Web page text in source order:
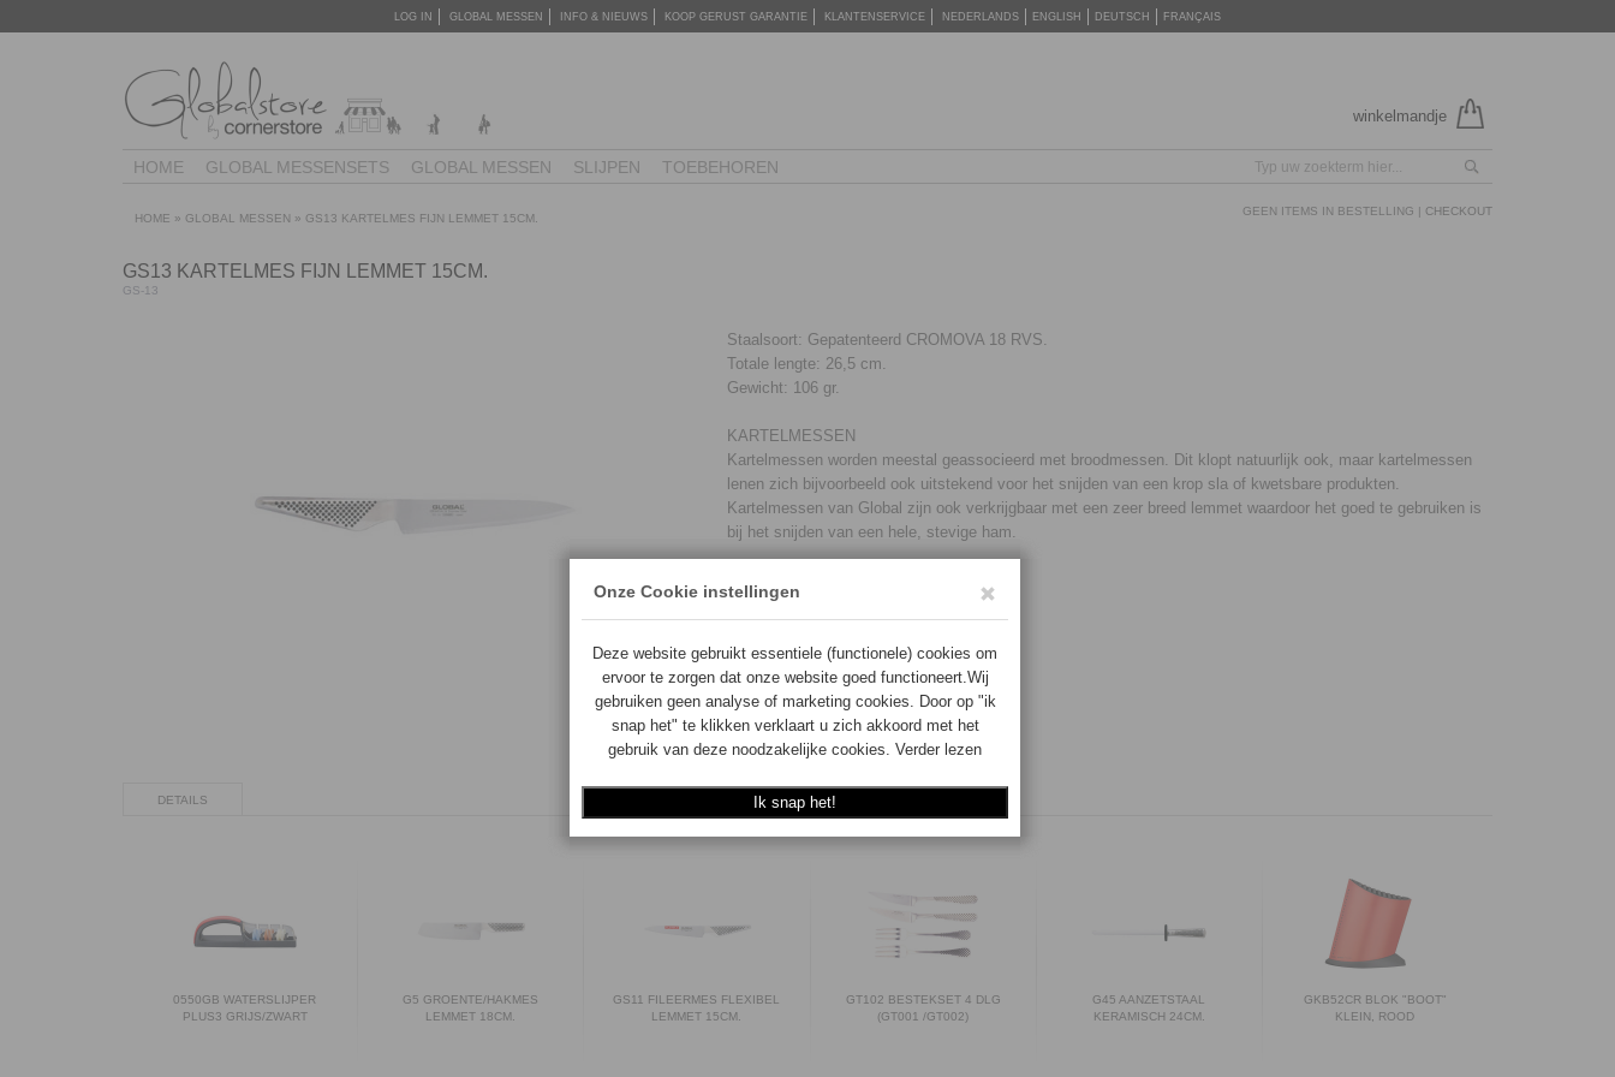
LOG IN GLOBAL MESSEN INFO & NIEUWS KOOP GERUST GARANTIE KLANTENSERVICE NEDERLANDS ENGLISH DEUTSCH FRANÇAIS
winkelmandje
HOME GLOBAL MESSENSETS GLOBAL MESSEN SLIJPEN TOEBEHOREN
HOME » GLOBAL MESSEN » GS13 KARTELMES FIJN LEMMET 15CM.
GEEN ITEMS IN BESTELLING | CHECKOUT
GS13 KARTELMES FIJN LEMMET 15CM.
GS-13
Staalsoort: Gepatenteerd CROMOVA 18 RVS.
Totale lengte: 26,5 cm.
Gewicht: 106 gr.
KARTELMESSEN
Kartelmessen worden meestal geassocieerd met broodmessen. Dit klopt natuurlijk ook, maar kartelmessen
lenen zich bijvoorbeeld ook uitstekend voor het snijden van een krop sla of kwetsbare produkten.
Kartelmessen van Global zijn ook verkrijgbaar met een zeer breed lemmet waardoor het goed te gebruiken is
bij het snijden van een hele, stevige ham.
Aantal:
Op voorraad
TOEVOEGEN
DETAILS
0550GB WATERSLIJPER
PLUS3 GRIJS/ZWART
G5 GROENTE/HAKMES
LEMMET 18CM.
GS11 FILEERMES FLEXIBEL
LEMMET 15CM.
GT102 BESTEKSET 4 DLG
(GT001 /GT002)
G45 AANZETSTAAL
KERAMISCH 24CM.
GKB52CR BLOK "BOOT"
KLEIN, ROOD